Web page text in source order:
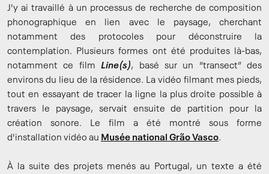
J'y ai travaillé à un processus de recherche de composition
phonographique en lien avec le paysage, cherchant
notamment des protocoles pour déconstruire la
contemplation. Plusieurs formes ont été produites là-bas,
notamment ce filmLine(s), basé sur un “transect” des
environs du lieu de la résidence. La vidéo filmant mes pieds,
tout en essayant de tracer la ligne la plus droite possible à
travers le paysage, servait ensuite de partition pour la
création sonore. Le film a été montré sous forme
d'installation vidéo au Musée national Grão Vasco.
À la suite des projets menés au Portugal, un texte a été